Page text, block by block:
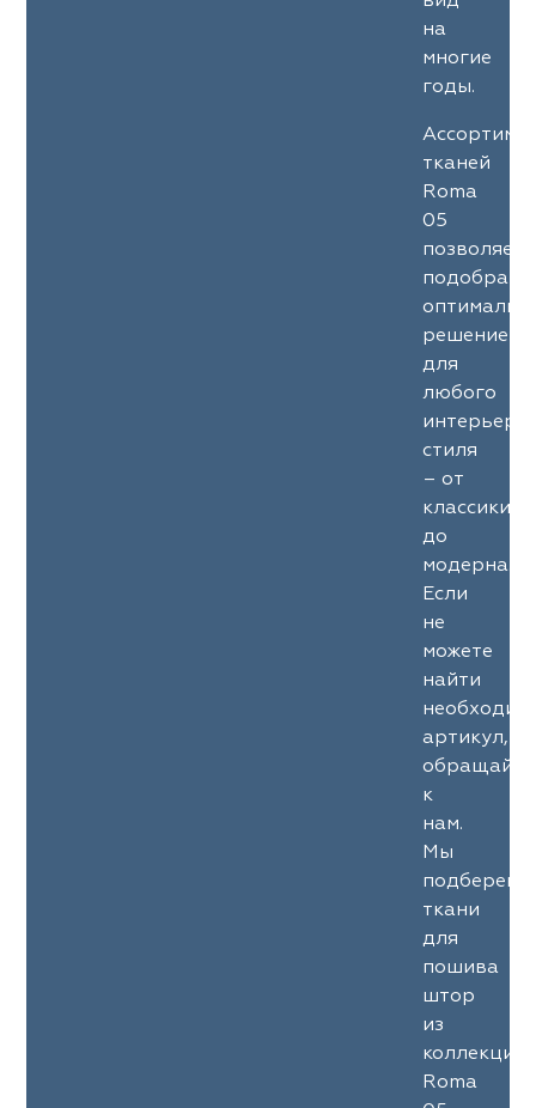
на
многие
годы.
тканей
Roma
05
позволяет
подобрать
решение
для
любого
стиля
– от
классики
до
модерна.
Если
не
можете
найти
артикул,
к
нам.
Мы
подберем
ткани
для
пошива
штор
из
Roma